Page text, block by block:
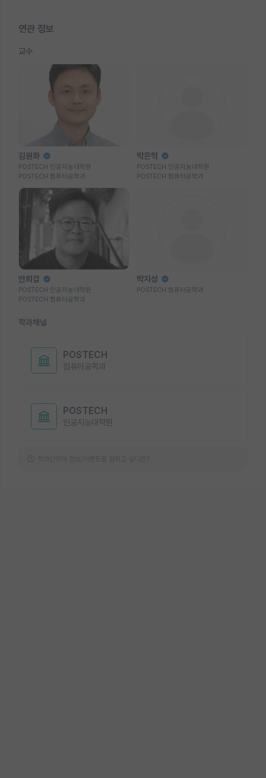
연관 정보
교수
김원화
POSTECH 인공지능대학원
POSTECH 컴퓨터공학과
박은혁
POSTECH 인공지능대학원
POSTECH 컴퓨터공학과
안희갑
POSTECH 인공지능대학원
POSTECH 컴퓨터공학과
박지성
POSTECH 컴퓨터공학과
학과채널
POSTECH
컴퓨터공학과
POSTECH
인공지능대학원
학과단위의 정보/이벤트를 알리고 싶다면?